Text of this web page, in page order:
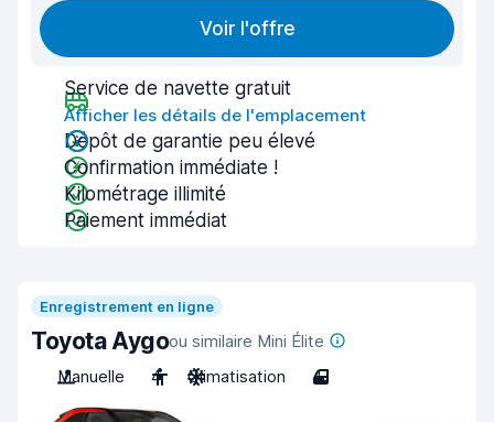
Voir l'offre
Service de navette gratuit
Afficher les détails de l'emplacement
Dépôt de garantie peu élevé
Confirmation immédiate !
Kilométrage illimité
Paiement immédiat
Enregistrement en ligne
Toyota Aygoou similaire Mini Élite
Manuelle
4 Climatisation 4